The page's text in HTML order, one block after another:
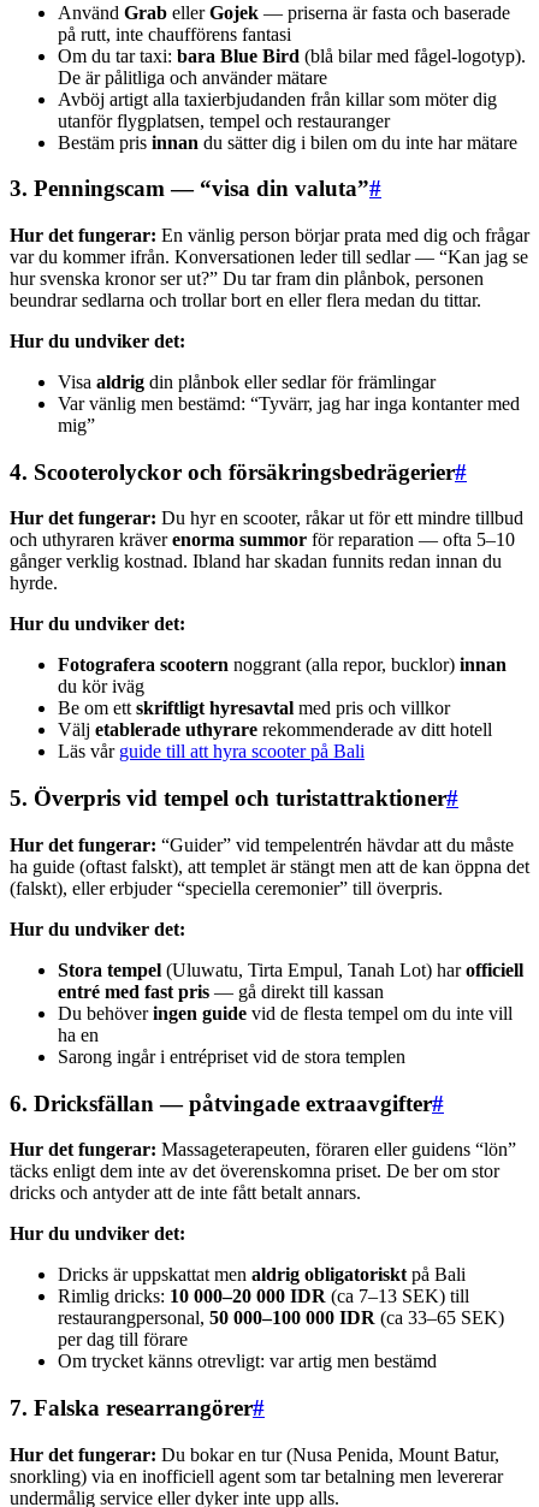
Använd Grab ellerGojek — priserna är fasta och baserade
på rutt, inte chaufförens fantasi
Om du tar taxi: bara Blue Bird (blå bilar med fågel-logotyp).
De är pålitliga och använder mätare
Avböj artigt alla taxierbjudanden från killar som möter dig
utanför flygplatsen, tempel och restauranger
Bestäm pris innan du sätter dig i bilen om du inte har mätare
3. Penningscam — “visa din valuta”#
Hur det fungerar: En vänlig person börjar prata med dig och frågar
var du kommer ifrån. Konversationen leder till sedlar — “Kan jag se
hur svenska kronor ser ut?” Du tar fram din plånbok, personen
beundrar sedlarna och trollar bort en eller flera medan du tittar.
Hur du undviker det:
Visa aldrig din plånbok eller sedlar för främlingar
Var vänlig men bestämd: “Tyvärr, jag har inga kontanter med
mig”
4. Scooterolyckor och försäkringsbedrägerier#
Hur det fungerar: Du hyr en scooter, råkar ut för ett mindre tillbud
och uthyraren kräverenorma summor för reparation — ofta 5–10
gånger verklig kostnad. Ibland har skadan funnits redan innan du
hyrde.
Hur du undviker det:
Fotografera scootern noggrant (alla repor, bucklor) innan
du kör iväg
Be om ettskriftligt hyresavtal med pris och villkor
Välj etablerade uthyrare rekommenderade av ditt hotell
Läs vår guide till att hyra scooter på Bali
5. Överpris vid tempel och turistattraktioner#
Hur det fungerar: “Guider” vid tempelentrén hävdar att du måste
ha guide (oftast falskt), att templet är stängt men att de kan öppna det
(falskt), eller erbjuder “speciella ceremonier” till överpris.
Hur du undviker det:
Stora tempel (Uluwatu, Tirta Empul, Tanah Lot) harofficiell
entré med fast pris — gå direkt till kassan
Du behöveringen guide vid de flesta tempel om du inte vill
ha en
Sarong ingår i entrépriset vid de stora templen
6. Dricksfällan — påtvingade extraavgifter#
Hur det fungerar: Massageterapeuten, föraren eller guidens “lön”
täcks enligt dem inte av det överenskomna priset. De ber om stor
dricks och antyder att de inte fått betalt annars.
Hur du undviker det:
Dricks är uppskattat men aldrig obligatoriskt på Bali
Rimlig dricks: 10 000–20 000 IDR (ca 7–13 SEK) till
restaurangpersonal, 50 000–100 000 IDR (ca 33–65 SEK)
per dag till förare
Om trycket känns otrevligt: var artig men bestämd
7. Falska researrangörer#
Hur det fungerar: Du bokar en tur (Nusa Penida, Mount Batur,
snorkling) via en inofficiell agent som tar betalning men levererar
undermålig service eller dyker inte upp alls.